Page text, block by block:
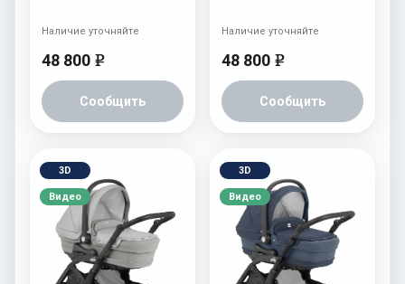
48 800 e
Сообщить
Наличие уточняйте
48 800 e
Сообщить
Наличие уточняйте
3D
Видео
3D
Видео